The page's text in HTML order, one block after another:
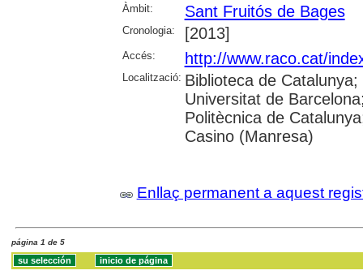
Àmbit: Sant Fruitós de Bages
Cronologia: [2013]
Accés: http://www.raco.cat/
Localització: Biblioteca de
Universitat de
Politècnica de
Casino (Manresa)
Enllaç permanent a aquest
página 1 de 5